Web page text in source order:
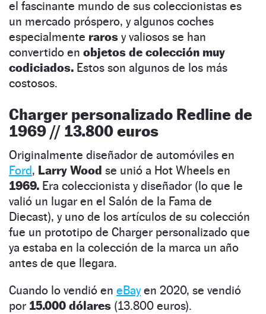
el fascinante mundo de sus coleccionistas es
un mercado próspero, y algunos coches
especialmente raros y valiosos se han
convertido en objetos de colección muy
codiciados. Estos son algunos de los más
costosos.
Charger personalizado Redline de
1969 // 13.800 euros
Originalmente diseñador de automóviles en
Ford, Larry Wood se unió a Hot Wheels en
1969. Era coleccionista y diseñador (lo que le
valió un lugar en el Salón de la Fama de
Diecast), y uno de los artículos de su colección
fue un prototipo de Charger personalizado que
ya estaba en la colección de la marca un año
antes de que llegara.
Cuando lo vendió en eBayen 2020, se vendió
por 15.000 dólares (13.800 euros).